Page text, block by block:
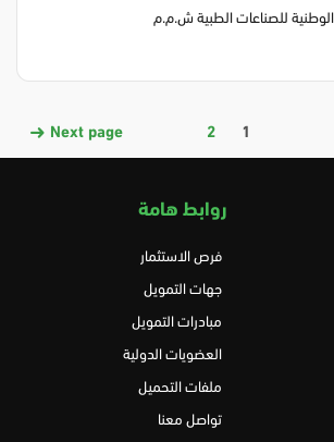
الوطنية للصناعات الطبية ش.م.م
1
2
Next page
روابط هامة
فرص الاستثمار
جهات التمويل
مبادرات التمويل
العضويات الدولية
ملفات التحميل
تواصل معنا